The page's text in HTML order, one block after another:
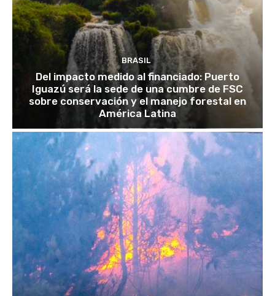
BRASIL
Del impacto medido al financiado: Puerto
Iguazú será la sede de una cumbre de FSC
sobre conservación y el manejo forestal en
América Latina